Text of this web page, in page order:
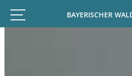
BAYERISCHER